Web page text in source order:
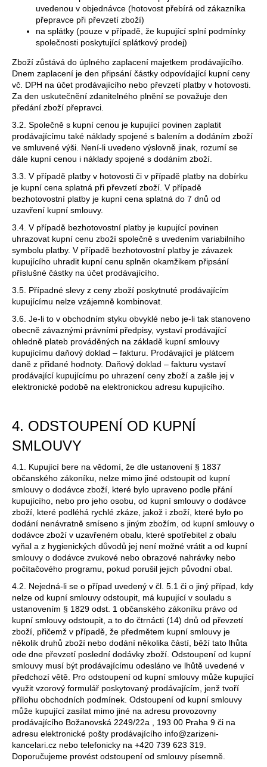
uvedenou v objednávce (hotovost přebírá od zákazníka
přepravce při převzetí zboží)
na splátky (pouze v případě, že kupující splní podmínky
společnosti poskytující splátkový prodej)
Zboží zůstává do úplného zaplacení majetkem prodávajícího.
Dnem zaplacení je den připsání částky odpovídající kupní ceny
vč. DPH na účet prodávajícího nebo převzetí platby v hotovosti.
Za den uskutečnění zdanitelného plnění se považuje den
předání zboží přepravci.
3.2. Společně s kupní cenou je kupující povinen zaplatit
prodávajícímu také náklady spojené s balením a dodáním zboží
ve smluvené výši. Není-li uvedeno výslovně jinak, rozumí se
dále kupní cenou i náklady spojené s dodáním zboží.
3.3. V případě platby v hotovosti či v případě platby na dobírku
je kupní cena splatná při převzetí zboží. V případě
bezhotovostní platby je kupní cena splatná do 7 dnů od
uzavření kupní smlouvy.
3.4. V případě bezhotovostní platby je kupující povinen
uhrazovat kupní cenu zboží společně s uvedením variabilního
symbolu platby. V případě bezhotovostní platby je závazek
kupujícího uhradit kupní cenu splněn okamžikem připsání
příslušné částky na účet prodávajícího.
3.5. Případné slevy z ceny zboží poskytnuté prodávajícím
kupujícímu nelze vzájemně kombinovat.
3.6. Je-li to v obchodním styku obvyklé nebo je-li tak stanoveno
obecně závaznými právními předpisy, vystaví prodávající
ohledně plateb prováděných na základě kupní smlouvy
kupujícímu daňový doklad – fakturu. Prodávající je plátcem
daně z přidané hodnoty. Daňový doklad – fakturu vystaví
prodávající kupujícímu po uhrazení ceny zboží a zašle jej v
elektronické podobě na elektronickou adresu kupujícího.
4. ODSTOUPENÍ OD KUPNÍ
SMLOUVY
4.1. Kupující bere na vědomí, že dle ustanovení § 1837
občanského zákoníku, nelze mimo jiné odstoupit od kupní
smlouvy o dodávce zboží, které bylo upraveno podle přání
kupujícího, nebo pro jeho osobu, od kupní smlouvy o dodávce
zboží, které podléhá rychlé zkáze, jakož i zboží, které bylo po
dodání nenávratně smíseno s jiným zbožím, od kupní smlouvy o
dodávce zboží v uzavřeném obalu, které spotřebitel z obalu
vyňal a z hygienických důvodů jej není možné vrátit a od kupní
smlouvy o dodávce zvukové nebo obrazové nahrávky nebo
počítačového programu, pokud porušil jejich původní obal.
4.2. Nejedná-li se o případ uvedený v čl. 5.1 či o jiný případ, kdy
nelze od kupní smlouvy odstoupit, má kupující v souladu s
ustanovením § 1829 odst. 1 občanského zákoníku právo od
kupní smlouvy odstoupit, a to do čtrnácti (14) dnů od převzetí
zboží, přičemž v případě, že předmětem kupní smlouvy je
několik druhů zboží nebo dodání několika částí, běží tato lhůta
ode dne převzetí poslední dodávky zboží. Odstoupení od kupní
smlouvy musí být prodávajícímu odesláno ve lhůtě uvedené v
předchozí větě. Pro odstoupení od kupní smlouvy může kupující
využit vzorový formulář poskytovaný prodávajícím, jenž tvoří
přílohu obchodních podmínek. Odstoupení od kupní smlouvy
může kupující zasílat mimo jiné na adresu provozovny
prodávajícího Božanovská 2249/22a , 193 00 Praha 9 či na
adresu elektronické pošty prodávajícího info@zarizeni-
kancelari.cz nebo telefonicky na +420 739 623 319.
Doporučujeme provést odstoupení od smlouvy písemně.